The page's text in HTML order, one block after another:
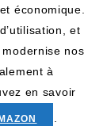
économique.
et
nos
à
en savoir